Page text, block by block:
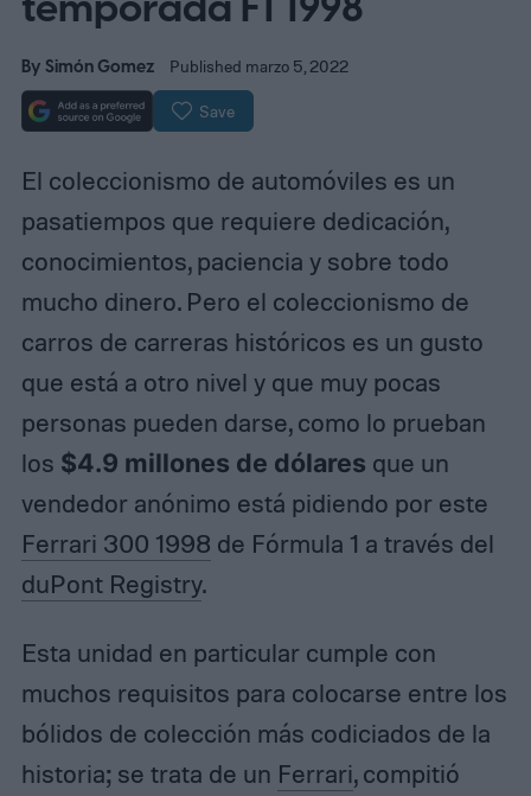
BySimón Gomez Published marzo 5, 2022
Save
El coleccionismo de automóviles es un
pasatiempos que requiere dedicación,
conocimientos, paciencia y sobre todo
mucho dinero. Pero el coleccionismo de
carros de carreras históricos es un gusto
que está a otro nivel y que muy pocas
personas pueden darse, como lo prueban
los $4.9 millones de dólares que un
vendedor anónimo está pidiendo por este
Ferrari 300 1998 de Fórmula 1 a través del
duPont Registry.
Esta unidad en particular cumple con
muchos requisitos para colocarse entre los
bólidos de colección más codiciados de la
historia; se trata de un Ferrari, compitió